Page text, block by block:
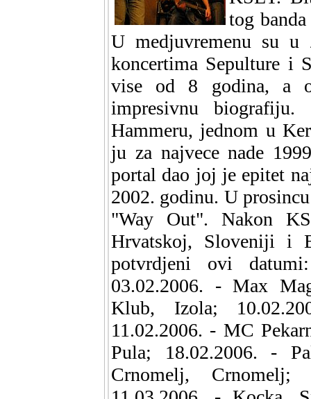
tog
U medjuvremenu su u
koncertima Sepulture i
vise od 8 godina, a
impresivnu
Hammeru, jednom u
ju za najvece nade
portal dao joj je epitet
2002. godinu. U
"Way Out". Nakon
Hrvatskoj, Sloveniji i
potvrdjeni ovi
03.02.2006. - Max
Klub, Izola;
11.02.2006. - MC
Pula; 18.02.2006. -
Crnomelj,